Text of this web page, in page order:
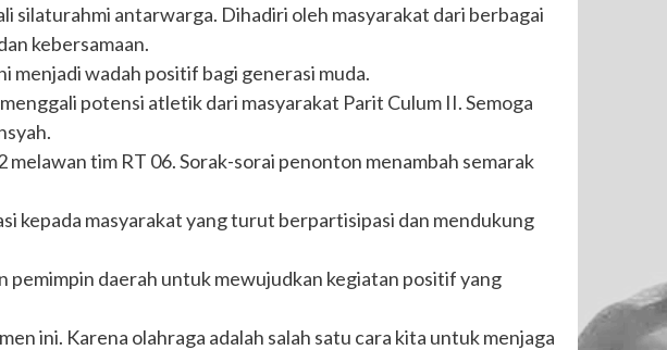
silaturahmi antarwarga. Dihadiri oleh masyarakat dari berbagai
kebersamaan.
menjadi wadah positif bagi generasi muda.
potensi atletik dari masyarakat Parit Culum II. Semoga
tim RT 06. Sorak-sorai penonton menambah semarak
kepada masyarakat yang turut berpartisipasi dan mendukung
pemimpin daerah untuk mewujudkan kegiatan positif yang
ini. Karena olahraga adalah salah satu cara kita untuk menjaga